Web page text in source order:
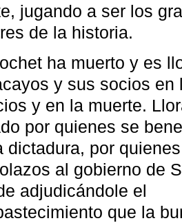
jugando a ser los
de la historia.
ha muerto y es
y sus socios en
y en la muerte.
por quienes se
dictadura, por
al gobierno de
adjudicándole el
que la